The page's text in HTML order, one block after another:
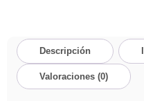
Descripción
Valoraciones (0)